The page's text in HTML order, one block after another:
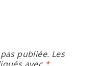
publiée. Les